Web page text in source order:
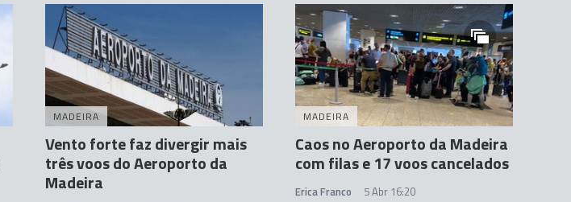
MADEIRA
Vento forte faz divergir mais
três voos do Aeroporto da
Madeira
MADEIRA
Caos no Aeroporto da Madeira
com filas e 17 voos cancelados
Erica Franco 5 Abr 16:20